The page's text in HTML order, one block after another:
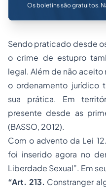
Os boletins são gratuitos.
Sendo praticado desde
o crime de estupro
legal. Além de não
o ordenamento jurídico
sua prática. Em
presente desde as
(BASSO, 2012).
Com o advento da Lei
foi inserido agora no
Liberdade Sexual”. Em
“Art. 213. Constranger